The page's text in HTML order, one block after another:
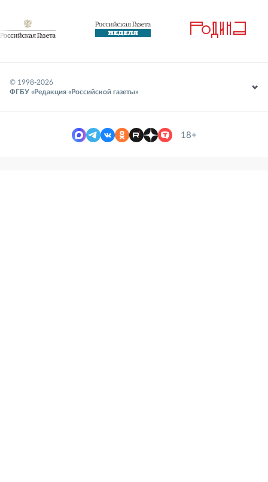
© 1998-2026
ФГБУ «Редакция «Российской газеты»
18+